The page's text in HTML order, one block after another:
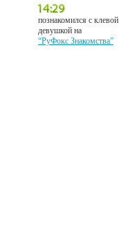
познакомился с клевой
девушкой на
“РуФокс Знакомства”